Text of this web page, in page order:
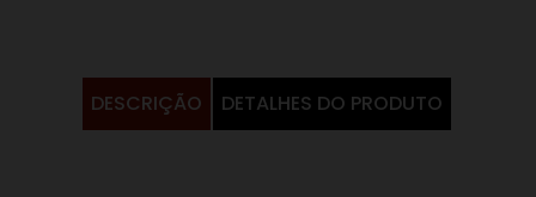
DESCRIÇÃO DETALHES DO PRODUTO